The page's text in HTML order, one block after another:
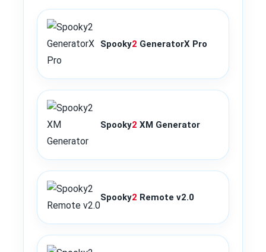
Spooky2 GeneratorX Pro
Spooky2 XM Generator
Spooky2 Remote v2.0